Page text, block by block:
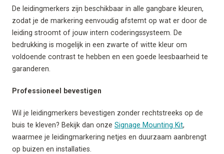
De leidingmerkers zijn beschikbaar in alle gangbare kleuren,
zodat je de markering eenvoudig afstemt op wat er door de
leiding stroomt of jouw intern coderingssysteem. De
bedrukking is mogelijk in een zwarte of witte kleur om
voldoende contrast te hebben en een goede leesbaarheid te
garanderen.
Professioneel bevestigen
Wil je leidingmerkers bevestigen zonder rechtstreeks op de
buis te kleven? Bekijk dan onze Signage Mounting Kit,
waarmee je leidingmarkering netjes en duurzaam aanbrengt
op buizen en installaties.